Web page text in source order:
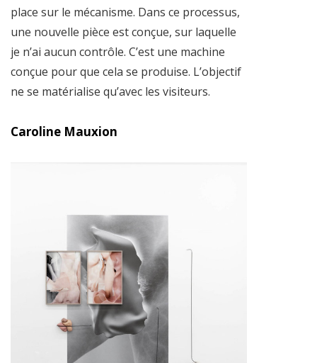
place sur le mécanisme. Dans ce processus,
une nouvelle pièce est conçue, sur laquelle
je n’ai aucun contrôle. C’est une machine
conçue pour que cela se produise. L’objectif
ne se matérialise qu’avec les visiteurs.
Caroline Mauxion